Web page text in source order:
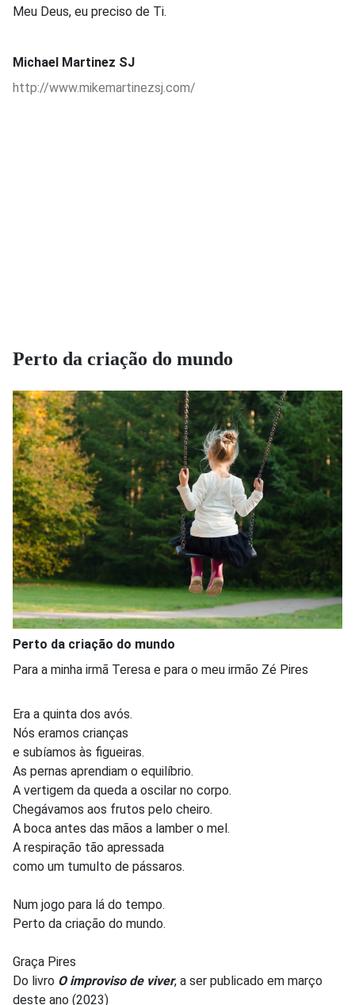
Meu Deus, eu preciso de Ti.
Michael Martinez SJ
http://www.mikemartinezsj.com/
Perto da criação do mundo
Perto da criação do mundo
Para a minha irmã Teresa e para o meu irmão Zé Pires
Era a quinta dos avós.
Nós eramos crianças
e subíamos às figueiras.
As pernas aprendiam o equilíbrio.
A vertigem da queda a oscilar no corpo.
Chegávamos aos frutos pelo cheiro.
A boca antes das mãos a lamber o mel.
A respiração tão apressada
como um tumulto de pássaros.
Num jogo para lá do tempo.
Perto da criação do mundo.
Graça Pires
Do livro O improviso de viver, a ser publicado em março
deste ano (2023)